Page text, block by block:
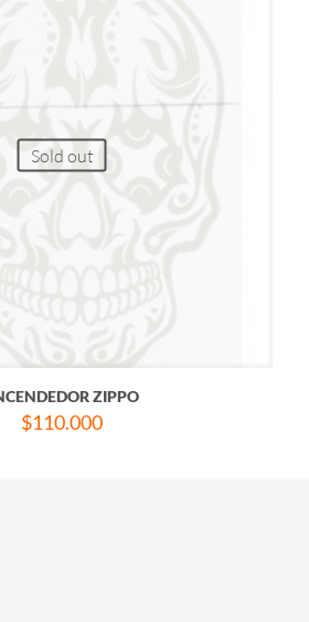
Sold out
ZIPPO
$110.000